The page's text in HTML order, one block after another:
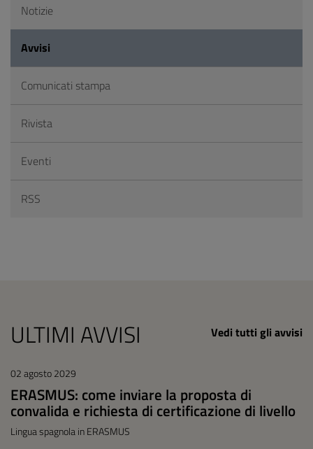
Notizie
Avvisi
Comunicati stampa
Rivista
Eventi
RSS
ULTIMI AVVISI Vedi tutti gli avvisi
02 agosto 2029
ERASMUS: come inviare la proposta di
convalida e richiesta di certificazione di livello
Lingua spagnola in ERASMUS